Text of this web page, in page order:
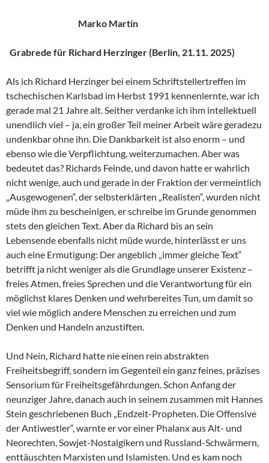
Marko Martin
Grabrede für Richard Herzinger (Berlin, 21.11. 2025)
Als ich Richard Herzinger bei einem Schriftstellertreffen im
tschechischen Karlsbad im Herbst 1991 kennenlernte, war ich
gerade mal 21 Jahre alt. Seither verdanke ich ihm intellektuell
unendlich viel – ja, ein großer Teil meiner Arbeit wäre geradezu
undenkbar ohne ihn. Die Dankbarkeit ist also enorm – und
ebenso wie die Verpflichtung, weiterzumachen. Aber was
bedeutet das? Richards Feinde, und davon hatte er wahrlich
nicht wenige, auch und gerade in der Fraktion der vermeintlich
„Ausgewogenen“, der selbsterklärten „Realisten“, wurden nicht
müde ihm zu bescheinigen, er schreibe im Grunde genommen
stets den gleichen Text. Aber da Richard bis an sein
Lebensende ebenfalls nicht müde wurde, hinterlässt er uns
auch eine Ermutigung: Der angeblich „immer gleiche Text“
betrifft ja nicht weniger als die Grundlage unserer Existenz –
freies Atmen, freies Sprechen und die Verantwortung für ein
möglichst klares Denken und wehrbereites Tun, um damit so
viel wie möglich andere Menschen zu erreichen und zum
Denken und Handeln anzustiften.
Und Nein, Richard hatte nie einen rein abstrakten
Freiheitsbegriff, sondern im Gegenteil ein ganz feines, präzises
Sensorium für Freiheitsgefährdungen. Schon Anfang der
neunziger Jahre, danach auch in seinem zusammen mit Hannes
Stein geschriebenen Buch „Endzeit-Propheten. Die Offensive
der Antiwestler“, warnte er vor einer Phalanx aus Alt- und
Neorechten, Sowjet-Nostalgikern und Russland-Schwärmern,
enttäuschten Marxisten und Islamisten. Und es kam noch